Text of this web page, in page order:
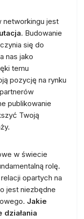
networkingu jest
. Budowanie
się do
nas jako
temu
pozycję na rynku
publikowanie
Twoją
w świecie
rolę.
opartych na
jest niezbędne
Jakie